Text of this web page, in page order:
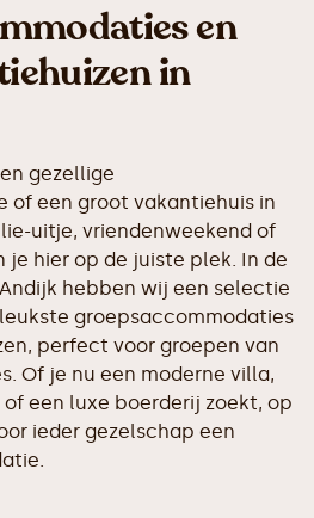
en
in
gezellige
of een groot vakantiehuis in
uitje, vriendenweekend of
je hier op de juiste plek. In de
hebben wij een selectie
groepsaccommodaties
perfect voor groepen van
Of je nu een moderne villa,
een luxe boerderij zoekt, op
ieder gezelschap een